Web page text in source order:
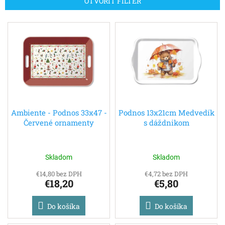
i
eV
Ambiente - Podnos 33x47 -
Červené ornamenty
Skladom
€14,80 bez DPH
€18,20
Do košíka
Podnos 13x21cm Medvedík
s dáždnikom
Skladom
€4,72 bez DPH
€5,80
Do košíka